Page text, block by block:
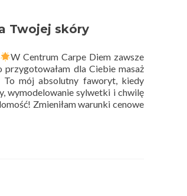
Twojej skóry
W Centrum Carpe Diem zawsze
przygotowałam dla Ciebie masaż
To mój absolutny faworyt, kiedy
wymodelowanie sylwetki i chwilę
Zmieniłam warunki cenowe